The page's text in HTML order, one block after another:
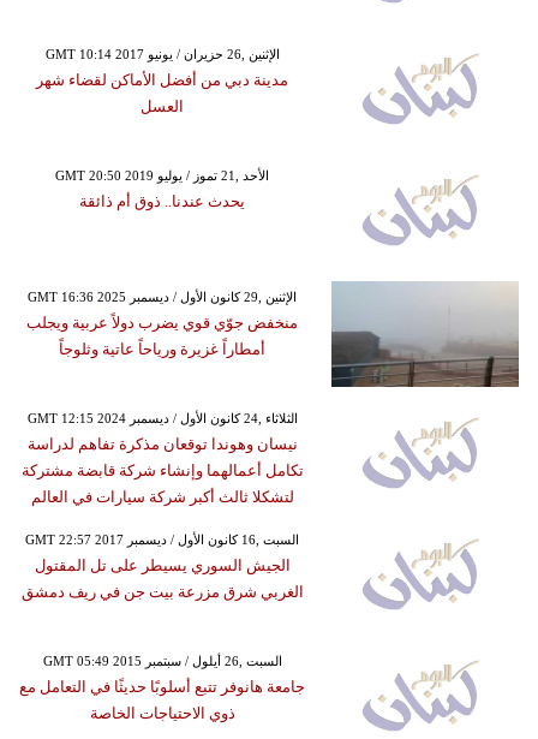
GMT 10:14 2017 الإثنين ,26 حزيران / يونيو
مدينة دبي من أفضل الأماكن لقضاء شهر
العسل
GMT 20:50 2019 الأحد ,21 تموز / يوليو
يحدث عندنا.. ذوق أم ذائقة
GMT 16:36 2025 الإثنين ,29 كانون الأول / ديسمبر
منخفض جوّي قوي يضرب دولاً عربية ويجلب
أمطاراً غزيرة ورياحاً عاتية وثلوجاً
GMT 12:15 2024 الثلاثاء ,24 كانون الأول / ديسمبر
نيسان وهوندا توقعان مذكرة تفاهم لدراسة
تكامل أعمالهما وإنشاء شركة قابضة مشتركة
لتشكلا ثالث أكبر شركة سيارات في العالم
GMT 22:57 2017 السبت ,16 كانون الأول / ديسمبر
الجيش السوري يسيطر على تل المقتول
الغربي شرق مزرعة بيت جن في ريف دمشق
GMT 05:49 2015 السبت ,26 أيلول / سبتمبر
جامعة هانوفر تتبع أسلوبًا حديثًا في التعامل مع
ذوي الاحتياجات الخاصة